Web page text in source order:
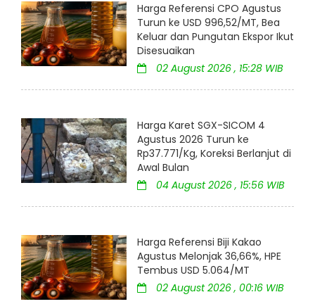
Harga Referensi CPO Agustus
Turun ke USD 996,52/MT, Bea
Keluar dan Pungutan Ekspor Ikut
Disesuaikan
02 August 2026 , 15:28 WIB
Harga Karet SGX-SICOM 4
Agustus 2026 Turun ke
Rp37.771/Kg, Koreksi Berlanjut di
Awal Bulan
04 August 2026 , 15:56 WIB
Harga Referensi Biji Kakao
Agustus Melonjak 36,66%, HPE
Tembus USD 5.064/MT
02 August 2026 , 00:16 WIB